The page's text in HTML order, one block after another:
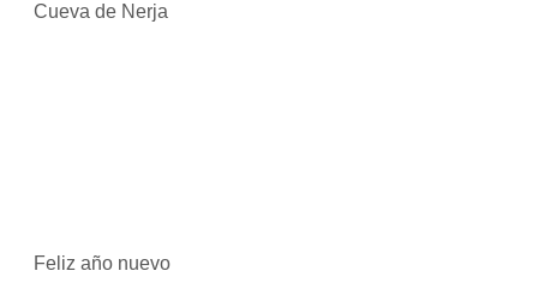
Cueva de Nerja
Feliz año nuevo